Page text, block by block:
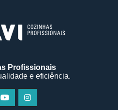
Profissionais
e eficiência.